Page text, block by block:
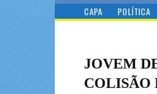
CAPA POLÍTICA
JOVEM
COLISÃO